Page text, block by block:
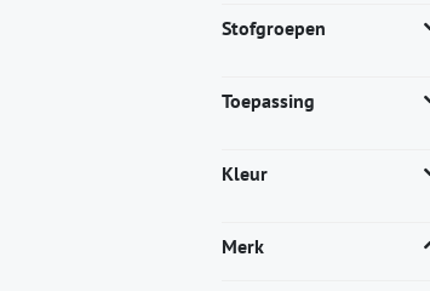
Stofgroepen
Toepassing
Kleur
Merk